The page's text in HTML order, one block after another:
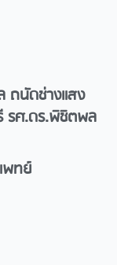
ถนัดช่างแสง
รศ.ดร.พิชิตพล
พทย์